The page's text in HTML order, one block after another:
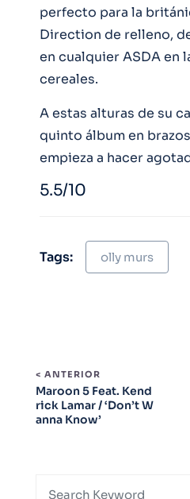
perfecto para la
Direction de relleno,
en cualquier ASDA en
cereales.
A estas alturas de su
quinto álbum en
empieza a hacer
5.5/10
Tags: olly murs
< ANTERIOR
Maroon 5 Feat. Kend
rick Lamar / ‘Don’t W
anna Know’